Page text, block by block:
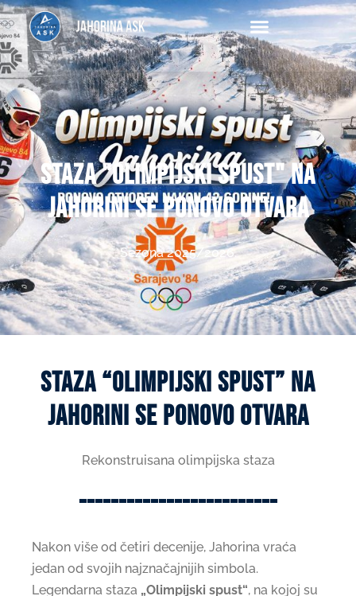
Ask
staza "olimpijski spust" na
jahorini se ponovo otvara
Sezona 2025/2026.
Staza “Olimpijski spust” na
Jahorini se ponovo otvara
Rekonstruisana olimpijska staza
-------------------------
Nakon više od četiri decenije, Jahorina vraća
jedan od svojih najznačajnijih simbola.
Legendarna staza „Olimpijski spust“, na kojoj su